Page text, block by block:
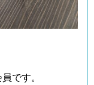
です。